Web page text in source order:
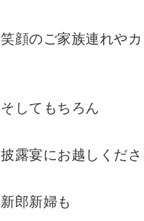
笑顔のご家族連れや
そしてもちろん
披露宴にお越しくだ
新郎新婦も